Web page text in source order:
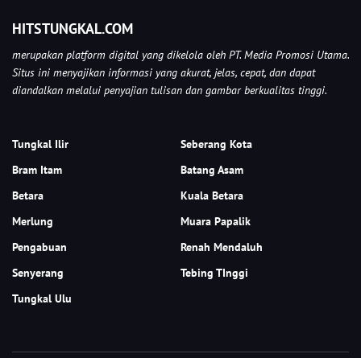
HITSTUNGKAL.COM
merupakan platform digital yang dikelola oleh PT. Media Promosi Utama.
Situs ini menyajikan informasi yang akurat, jelas, cepat, dan dapat
diandalkan melalui penyajian tulisan dan gambar berkualitas tinggi.
Tungkal Ilir
Seberang Kota
Bram Itam
Batang Asam
Betara
Kuala Betara
Merlung
Muara Papalik
Pengabuan
Renah Mendaluh
Senyerang
Tebing TInggi
Tungkal Ulu